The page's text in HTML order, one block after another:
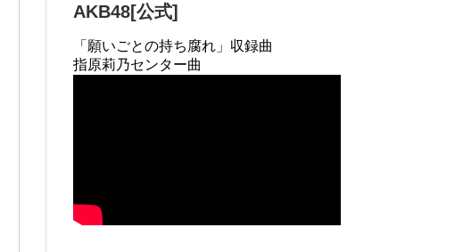
AKB48[公式]
「願いごとの持ち腐れ」収録曲
指原莉乃センター曲